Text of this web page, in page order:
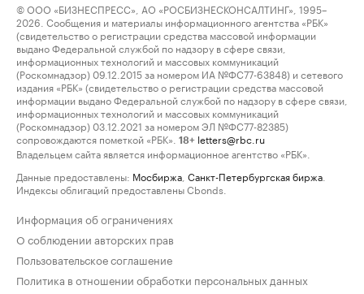
© ООО «БИЗНЕСПРЕСС», АО «РОСБИЗНЕСКОНСАЛТИНГ», 1995–
2026. Сообщения и материалы информационного агентства «РБК»
(свидетельство о регистрации средства массовой информации
выдано Федеральной службой по надзору в сфере связи,
информационных технологий и массовых коммуникаций
(Роскомнадзор) 09.12.2015 за номером ИА №ФС77-63848) и сетевого
издания «РБК» (свидетельство о регистрации средства массовой
информации выдано Федеральной службой по надзору в сфере связи,
информационных технологий и массовых коммуникаций
(Роскомнадзор) 03.12.2021 за номером ЭЛ №ФС77-82385)
сопровождаются пометкой «РБК».
18+ letters@rbc.ru
Владельцем сайта является информационное агентство «РБК».
Данные предоставлены: Мосбиржа Санкт-Петербургская биржа
Индексы облигаций предоставлены Cbonds.
Информация об ограничениях
О соблюдении авторских прав
Пользовательское соглашение
Политика в отношении обработки персональных данных